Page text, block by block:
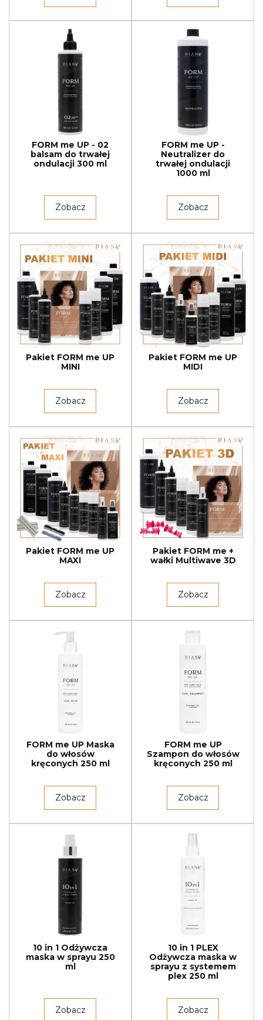
FORM me UP - 02
balsam do trwałej
ondulacji 300 ml
Zobacz
FORM me UP -
Neutralizer do
trwałej ondulacji
1000 ml
Zobacz
Pakiet FORM me UP
MINI
Zobacz
Pakiet FORM me UP
MIDI
Zobacz
Pakiet FORM me UP
MAXI
Zobacz
Pakiet FORM me +
wałki Multiwave 3D
Zobacz
FORM me UP Maska
do włosów
kręconych 250 ml
Zobacz
FORM me UP
Szampon do włosów
kręconych 250 ml
Zobacz
10 in 1 Odżywcza
maska w sprayu 250
ml
Zobacz
10 in 1 PLEX
Odżywcza maska w
sprayu z systemem
plex 250 ml
Zobacz